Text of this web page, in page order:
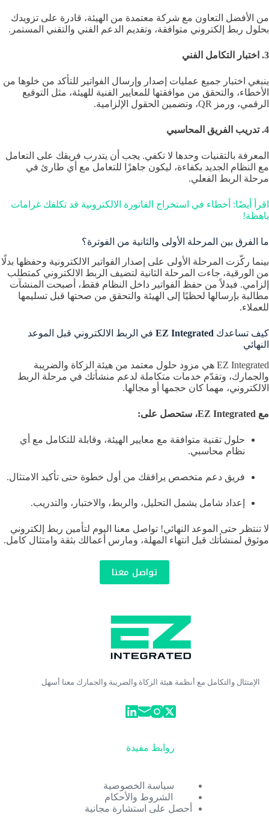
من الأفضل التعاون مع شركة معتمدة من الهيئة، قادرة على تزويدك
بحلول ربط إلكتروني متوافقة، وتقديم الدعم الفني والتقني المستمر.
3. اختبار التكامل الفني
ينبغي اختبار جميع عمليات إصدار وإرسال الفواتير للتأكد من خلوها من
الأخطاء، والتحقق من موافقتها للمعايير الفنية للهيئة، مثل التوقيع
الرقمي، ورمز QR، وتضمين الحقول الإلزامية.
4. تدريب الفريق المحاسبي
المعرفة بالتقنيات وحدها لا تكفي. يجب أن يتدرب فريقك على التعامل
مع النظام الجديد بكفاءة، ليكون جاهزًا للتعامل مع أي طارئ في
مرحلة الربط الفعلي.
اقرأ أيضًا: أخطاء في استخراج الفاتورة الالكترونية قد تكلفك غرامات
باهظة!
ما الفرق بين المرحلة الأولى والثانية من الفوترة؟
بينما ركّزت المرحلة الأولى على إصدار الفواتير الالكترونية وحفظها بدلًا
من الورقية، جاءت المرحلة الثانية لتضيف الربط الالكتروني كمتطلب
إلزامي. فبدلاً من حفظ الفواتير داخل النظام فقط، أصبحت المنشآت
مطالبة بإرسالها لحظيًا إلى الهيئة والتحقق من صحتها قبل تسليمها
للعملاء.
كيف تساعدك EZ Integrated في الربط الالكتروني قبل الموعد
النهائي
EZ Integrated هي مزود حلول معتمد من هيئة الزكاة والضريبة
والجمارك، وتقدّم خدمات متكاملة لدعم منشأتك في مرحلة الربط
الالكتروني، مهما كان حجمها أو مجالها.
مع EZ Integrated، ستحصل على:
حلول تقنية متوافقة مع معايير الهيئة، وقابلة للتكامل مع أي
نظام محاسبي.
فريق دعم متخصص يرافقك من أول خطوة حتى تأكيد الامتثال.
إعداد شامل يشمل التحليل، والربط، والاختبار، والتدريب.
لا تنتظر حتى الموعد النهائي! تواصل معنا اليوم لتأمين ربط إلكتروني
موثوق لمنشأتك قبل انتهاء المهلة، ومارس أعمالك بثقة وامتثال كامل.
تواصل معنا
الإمتثال والتكامل مع أنظمة هيئة الزكاة والضريبة والجمارك معنا أسهل
روابط مفيدة
سياسة الخصوصية
الشروط والأحكام
أحصل على استشارة مجانية